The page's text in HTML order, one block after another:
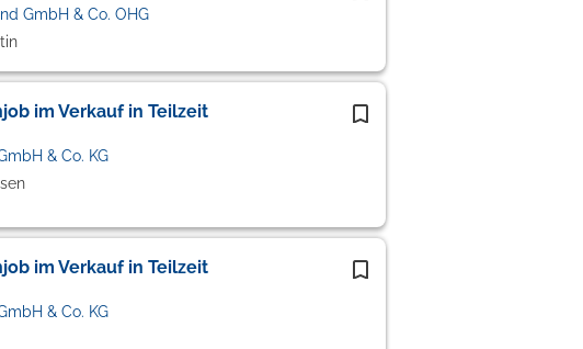
GmbH & Co. OHG
im Verkauf in Teilzeit
& Co. KG
im Verkauf in Teilzeit
& Co. KG